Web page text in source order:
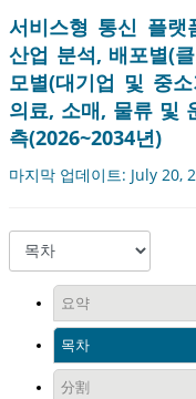
서비스형 통신 플랫
산업 분석, 배포별(
모별(대기업 및 중
의료, 소매, 물류 및
측(2026~2034년)
마지막 업데이트: July 20,
요약
목차
分割